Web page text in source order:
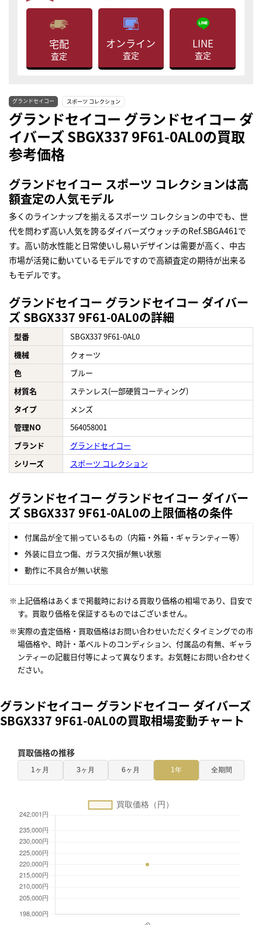
宅配
査定
オンライン
査定
LINE
査定
グランドセイコー スポーツ コレクション
グランドセイコー グランドセイコー ダ
イバーズ SBGX337 9F61-0AL0の買取
参考価格
グランドセイコー スポーツ コレクションは高
額査定の人気モデル
多くのラインナップを揃えるスポーツ コレクションの中でも、世
代を問わず高い人気を誇るダイバーズウォッチのRef.SBGA461で
す。高い防水性能と日常使いし易いデザインは需要が高く、中古
市場が活発に動いているモデルですので高額査定の期待が出来る
もモデルです。
グランドセイコー グランドセイコー ダイバー
ズ SBGX337 9F61-0AL0の詳細
型番
SBGX337 9F61-0AL0
機械
クォーツ
色
ブルー
材質名
ステンレス(一部硬質コーティング)
タイプ
メンズ
管理NO
564058001
ブランド
グランドセイコー
シリーズ
スポーツ コレクション
グランドセイコー グランドセイコー ダイバー
ズ SBGX337 9F61-0AL0の上限価格の条件
付属品が全て揃っているもの（内箱・外箱・ギャランティー等）
外装に目立つ傷、ガラス欠損が無い状態
動作に不具合が無い状態
上記価格はあくまで掲載時における買取り価格の相場であり、目安で
す。買取り価格を保証するものではございません。
実際の査定価格・買取価格はお問い合わせいただくタイミングでの市
場価格や、時計・革ベルトのコンディション、付属品の有無、ギャラ
ンティーの記載日付等によって異なります。お気軽にお問い合わせく
ださい。
グランドセイコー グランドセイコー ダイバーズ
SBGX337 9F61-0AL0の買取相場変動チャート
買取価格の推移
1ヶ月 3ヶ月 6ヶ月 1年 全期間